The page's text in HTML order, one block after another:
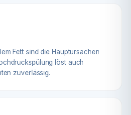
Fett sind die Hauptursachen
löst auch
zuverlässig.